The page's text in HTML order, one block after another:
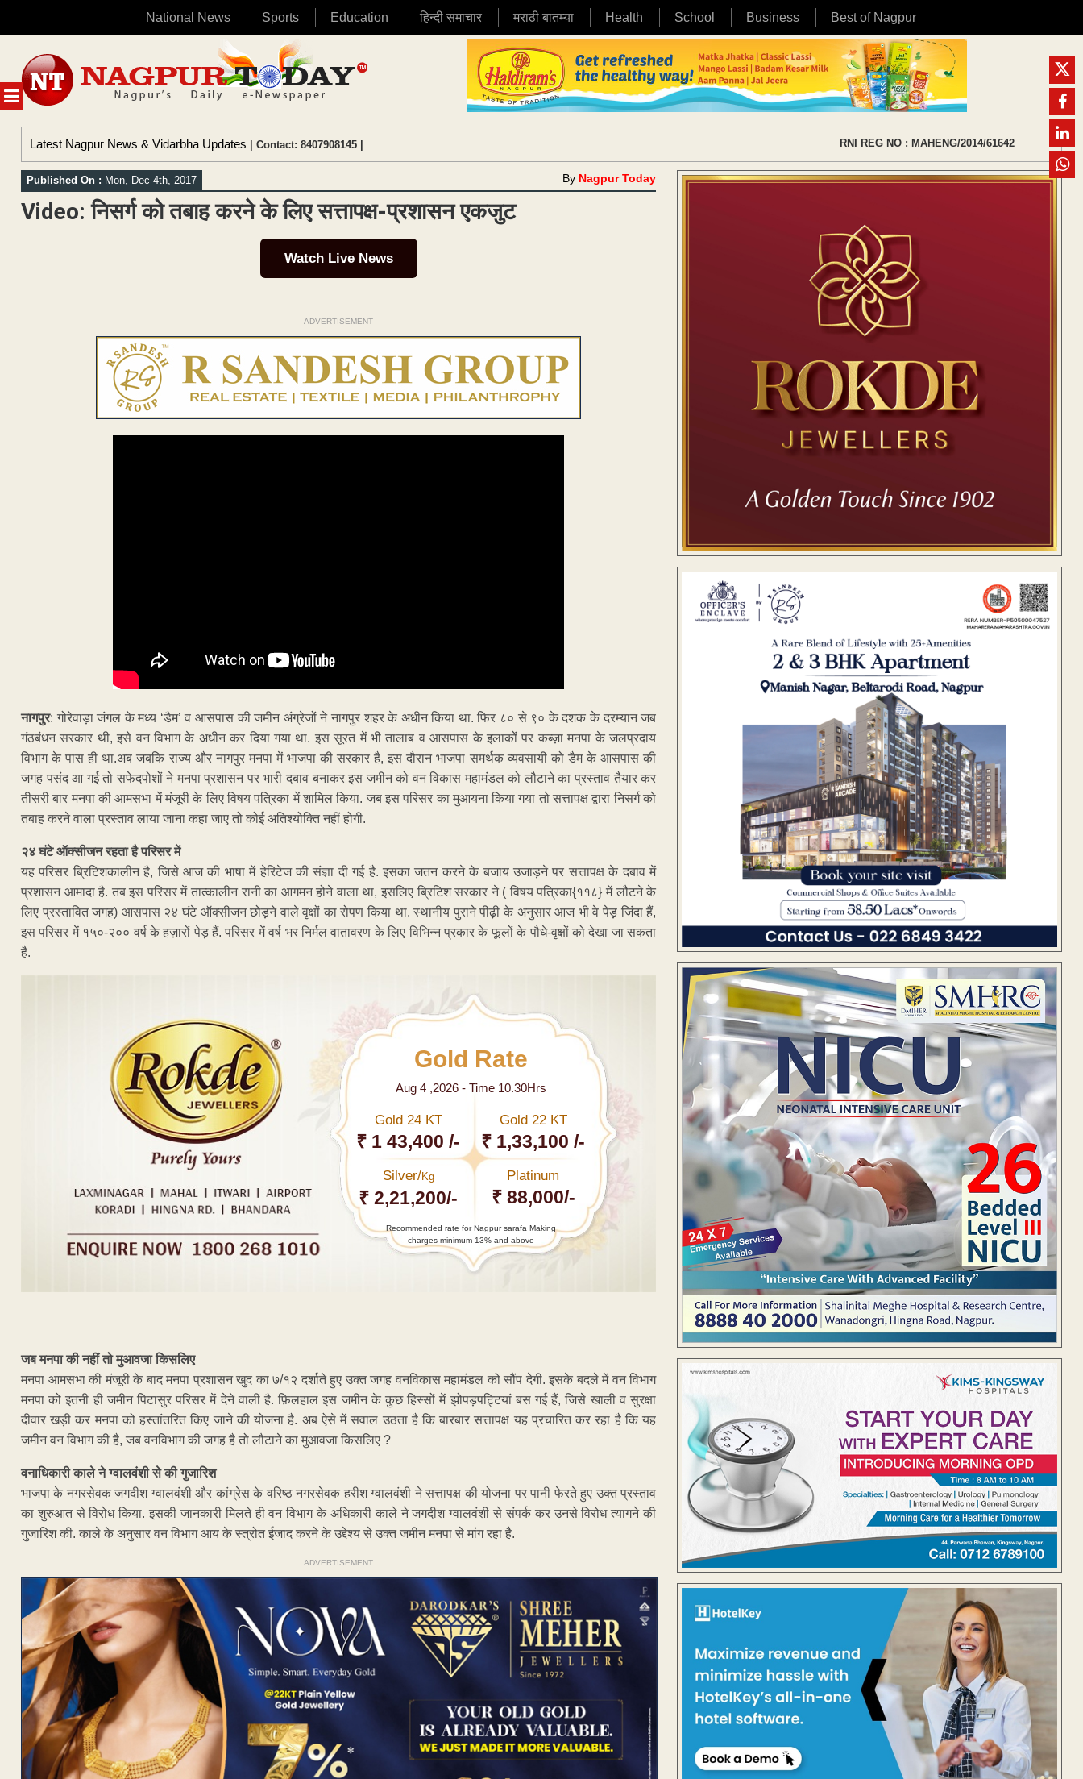
National News Sports Education हिन्दी समाचार मराठी बातम्या Health School Business Best of Nagpur
MENU
content
Latest Nagpur News & Vidarbha Updates | Contact: 8407908145 | RNI REG NO : MAHENG/2014/61642
Published On : Mon, Dec 4th, 2017 By Nagpur Today
Video: निसर्ग को तबाह करने के लिए सत्तापक्ष-प्रशासन एकजुट
Watch Live News
ADVERTISEMENT
नागपुर: गोरेवाड़ा जंगल के मध्य ‘डैम’ व आसपास की जमीन अंग्रेजों ने नागपुर शहर के अधीन किया था. फिर ८० से ९० के दशक के दरम्यान जब
गंठबंधन सरकार थी, इसे वन विभाग के अधीन कर दिया गया था. इस सूरत में भी तालाब व आसपास के इलाकों पर कब्ज़ा मनपा के जलप्रदाय
विभाग के पास ही था.अब जबकि राज्य और नागपुर मनपा में भाजपा की सरकार है, इस दौरान भाजपा समर्थक व्यवसायी को डैम के आसपास की
जगह पसंद आ गई तो सफेदपोशों ने मनपा प्रशासन पर भारी दबाव बनाकर इस जमीन को वन विकास महामंडल को लौटाने का प्रस्ताव तैयार कर
तीसरी बार मनपा की आमसभा में मंजूरी के लिए विषय पत्रिका में शामिल किया. जब इस परिसर का मुआयना किया गया तो सत्तापक्ष द्वारा निसर्ग को
तबाह करने वाला प्रस्ताव लाया जाना कहा जाए तो कोई अतिश्योक्ति नहीं होगी.
२४ घंटे ऑक्सीजन रहता है परिसर में
यह परिसर ब्रिटिशकालीन है, जिसे आज की भाषा में हेरिटेज की संज्ञा दी गई है. इसका जतन करने के बजाय उजाड़ने पर सत्तापक्ष के दबाव में
प्रशासन आमादा है. तब इस परिसर में तात्कालीन रानी का आगमन होने वाला था, इसलिए ब्रिटिश सरकार ने ( विषय पत्रिका{११८} में लौटने के
लिए प्रस्तावित जगह) आसपास २४ घंटे ऑक्सीजन छोड़ने वाले वृक्षों का रोपण किया था. स्थानीय पुराने पीढ़ी के अनुसार आज भी वे पेड़ जिंदा हैं,
इस परिसर में १५०-२०० वर्ष के हज़ारों पेड़ हैं. परिसर में वर्ष भर निर्मल वातावरण के लिए विभिन्न प्रकार के फूलों के पौधे-वृक्षों को देखा जा सकता
है.
Gold Rate
Aug 4 ,2026 - Time 10.30Hrs
Gold 24 KT
₹ 1 43,400 /-
Gold 22 KT
₹ 1,33,100 /-
Silver/Kg
₹ 2,21,200/-
Platinum
₹ 88,000/-
Recommended rate for Nagpur sarafa Making
charges minimum 13% and above
जब मनपा की नहीं तो मुआवजा किसलिए
मनपा आमसभा की मंजूरी के बाद मनपा प्रशासन खुद का ७/१२ दर्शाते हुए उक्त जगह वनविकास महामंडल को सौंप देगी. इसके बदले में वन विभाग
मनपा को इतनी ही जमीन पिटासुर परिसर में देने वाली है. फ़िलहाल इस जमीन के कुछ हिस्सों में झोपड़पट्टियां बस गई हैं, जिसे खाली व सुरक्षा
दीवार खड़ी कर मनपा को हस्तांतरित किए जाने की योजना है. अब ऐसे में सवाल उठता है कि बारबार सत्तापक्ष यह प्रचारित कर रहा है कि यह
जमीन वन विभाग की है, जब वनविभाग की जगह है तो लौटाने का मुआवजा किसलिए ?
वनाधिकारी काले ने ग्वालवंशी से की गुजारिश
भाजपा के नगरसेवक जगदीश ग्वालवंशी और कांग्रेस के वरिष्ठ नगरसेवक हरीश ग्वालवंशी ने सत्तापक्ष की योजना पर पानी फेरते हुए उक्त प्रस्ताव
का शुरुआत से विरोध किया. इसकी जानकारी मिलते ही वन विभाग के अधिकारी काले ने जगदीश ग्वालवंशी से संपर्क कर उनसे विरोध त्यागने की
गुजारिश की. काले के अनुसार वन विभाग आय के स्त्रोत ईजाद करने के उद्देश्य से उक्त जमीन मनपा से मांग रहा है.
ADVERTISEMENT